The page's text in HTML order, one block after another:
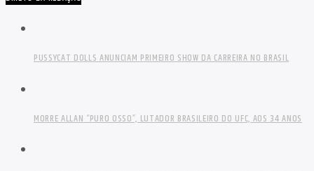
PUSSYCAT DOLLS ANUNCIAM PRIMEIRO SHOW DA CARREIRA NO BRASIL
MORRE ALLAN “PURO OSSO”, LUTADOR BRASILEIRO DO UFC, AOS 34 ANOS